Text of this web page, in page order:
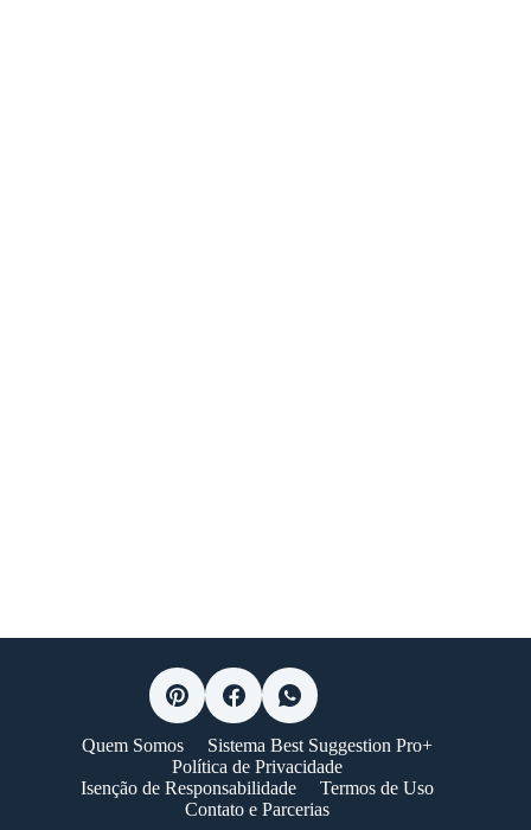
Quem Somos
Sistema Best Suggestion Pro+
Política de Privacidade
Isenção de Responsabilidade
Termos de Uso
Contato e Parcerias